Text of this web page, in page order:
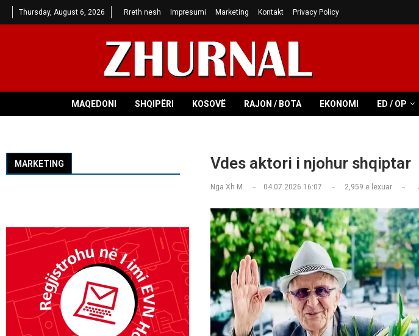
Thursday, August 6, 2026 Rreth nesh Impresumi Marketing Kontakt Privacy Policy
MAQEDONI SHQIPËRI KOSOVË RAJON / BOTA EKONOMI ED / OP
Vdes aktori i njohur shqiptar
Nga Xh M 04.07.2026 16:07 2,959 e lexuar
MARKETING